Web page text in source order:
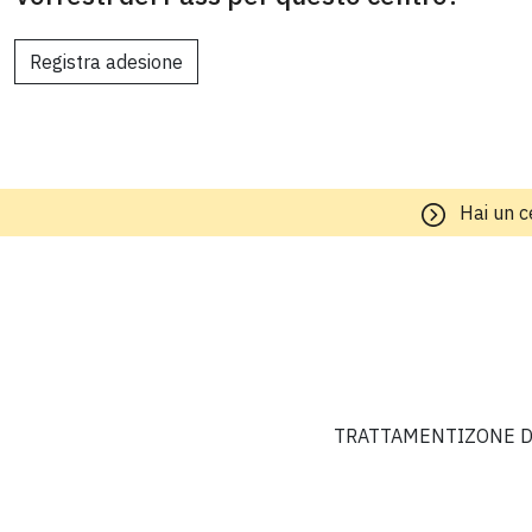
Registra adesione
Hai un
TRATTAMENTIZONE